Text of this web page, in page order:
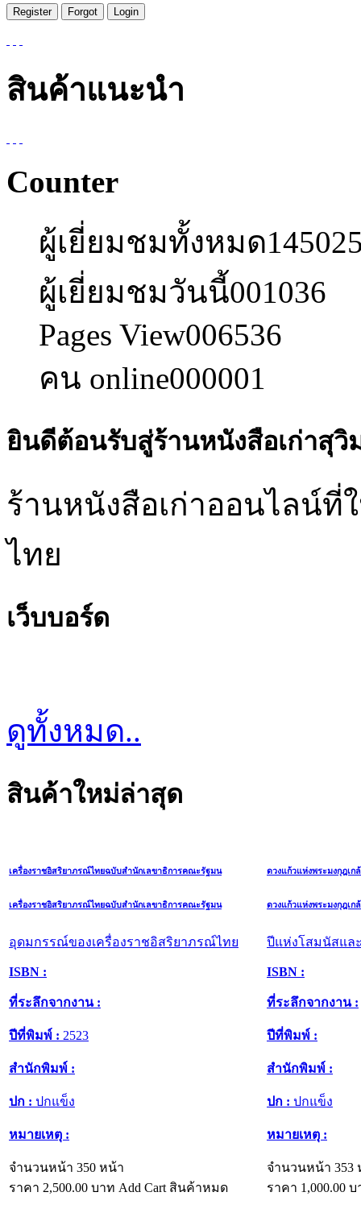
สินค้าแนะนำ
Counter
ผู้เยี่ยมชมทั้งหมด
ผู้เยี่ยมชมวันนี้001036
Pages View006536
คน online000001
ยินดีต้อนรับสู่ร้านหนังสือเก่าสุวิ
ร้านหนังสือเก่าออนไลน์
ไทย
เว็บบอร์ด
ดูทั้งหมด..
สินค้าใหม่ล่าสุด
เครื่องราชอิสริยาภรณ์ไทยฉบับสำนักเลขาธิการคณะรัฐมน
เครื่องราชอิสริยาภรณ์ไทยฉบับสำนักเลขาธิการคณะรัฐมน
อุดมกรรณ์ของเครื่องราชอิสริยาภรณ์ไทย
ISBN :
ที่ระลึกจากงาน :
ปีที่พิมพ์ : 2523
สำนักพิมพ์ :
ปก : ปกแข็ง
หมายเหตุ :
จำนวนหน้า 350 หน้า
ราคา 2,500.00 บาท Add Cart สินค้าหมด
ดวงแก้วแห่งพระมงกุฎเก
ดวงแก้วแห่งพระมงกุฎเก
ปีแห่งโสมนัสแล
ISBN :
ที่ระลึกจากงาน :
ปีที่พิมพ์ :
สำนักพิมพ์ :
ปก : ปกแข็ง
หมายเหตุ :
จำนวนหน้า 353
ราคา 1,000.00 บ